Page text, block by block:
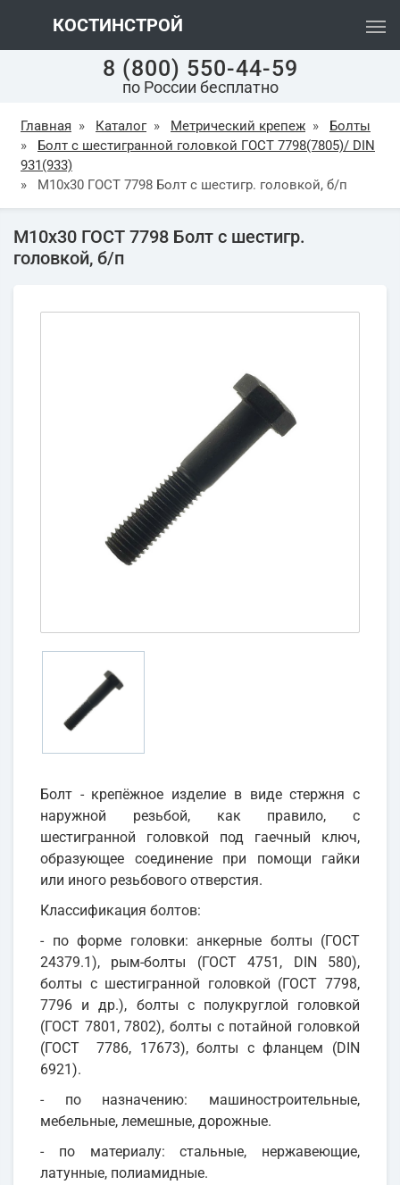
КОСТИНСТРОЙ
8 (800) 550-44-59
по России бесплатно
Главная » Каталог » Метрический крепеж »
Болты
»
Болт с шестигранной головкой ГОСТ 7798(7805)/ DIN
931(933)
»
М10х30 ГОСТ 7798 Болт с шестигр. головкой, б/п
М10х30 ГОСТ 7798 Болт с шестигр.
головкой, б/п
Болт - крепёжное изделие в виде стержня с
наружной резьбой, как правило, с
шестигранной головкой под гаечный ключ,
образующее соединение при помощи гайки
или иного резьбового отверстия.
Классификация болтов:
- по форме головки: анкерные болты (ГОСТ
24379.1), рым-болты (ГОСТ 4751, DIN 580),
болты с шестигранной головкой (ГОСТ 7798,
7796 и др.), болты с полукруглой головкой
(ГОСТ 7801, 7802), болты с потайной головкой
(ГОСТ 7786, 17673), болты с фланцем (DIN
6921).
- по назначению: машиностроительные,
мебельные, лемешные, дорожные.
- по материалу: стальные, нержавеющие,
латунные, полиамидные.